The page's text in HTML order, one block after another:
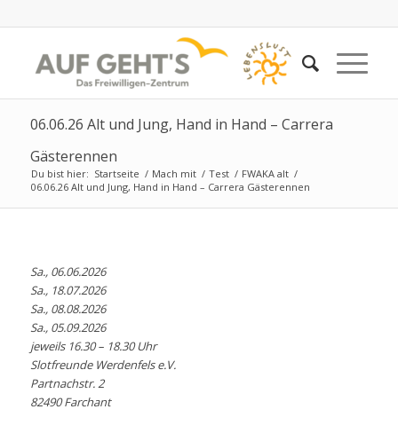
06.06.26 Alt und Jung, Hand in Hand – Carrera
Gästerennen
Du bist hier: Startseite / Mach mit / Test / FWAKA alt /
06.06.26 Alt und Jung, Hand in Hand – Carrera Gästerennen
Sa., 06.06.2026
Sa., 18.07.2026
Sa., 08.08.2026
Sa., 05.09.2026
jeweils 16.30 – 18.30 Uhr
Slotfreunde Werdenfels e.V.
Partnachstr. 2
82490 Farchant